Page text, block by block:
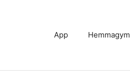
App Hemmagym